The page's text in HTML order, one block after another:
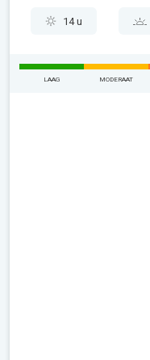
14 u
LAAG MODERAAT